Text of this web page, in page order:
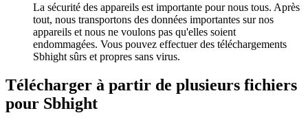
La sécurité des appareils est importante pour nous tous. Après
tout, nous transportons des données importantes sur nos
appareils et nous ne voulons pas qu'elles soient
endommagées. Vous pouvez effectuer des téléchargements
Sbhight sûrs et propres sans virus.
Télécharger à partir de plusieurs fichiers
pour Sbhight